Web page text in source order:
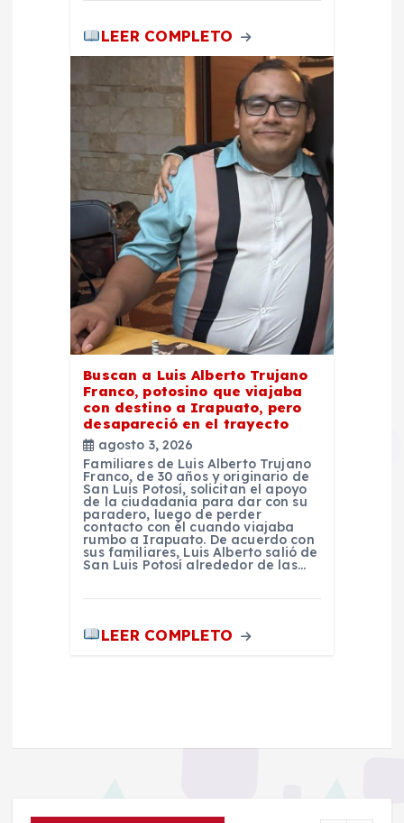
LEER COMPLETO
Buscan a Luis Alberto Trujano
Franco, potosino que viajaba
con destino a Irapuato, pero
desapareció en el trayecto
agosto 3, 2026
Familiares de Luis Alberto Trujano
Franco, de 30 años y originario de
San Luis Potosí, solicitan el apoyo
de la ciudadanía para dar con su
paradero, luego de perder
contacto con él cuando viajaba
rumbo a Irapuato. De acuerdo con
sus familiares, Luis Alberto salió de
San Luis Potosí alrededor de las…
LEER COMPLETO